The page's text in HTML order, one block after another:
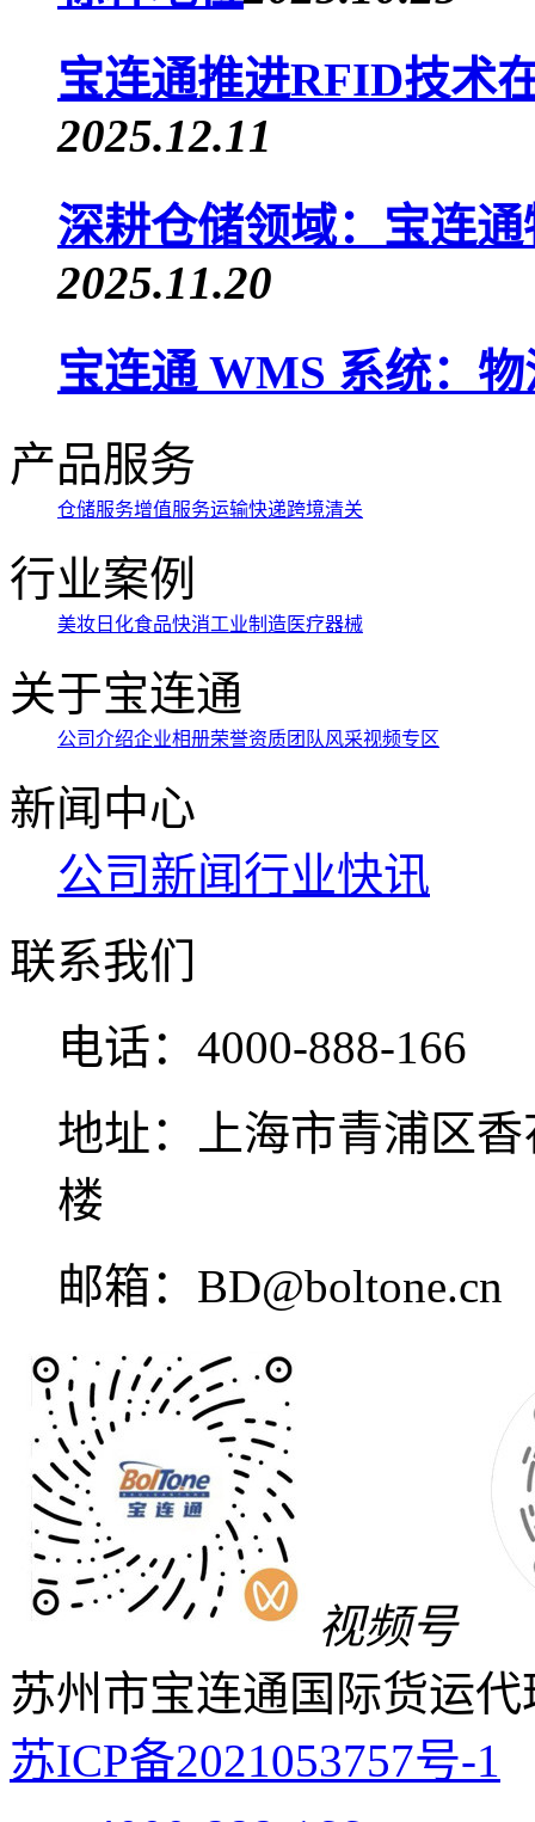
宝连通推进RFID技术
2025.12.11
深耕仓储领域：宝连
2025.11.20
宝连通 WMS 系统：
产品服务
仓储服务增值服务运输快递跨境清关
行业案例
美妆日化食品快消工业制造医疗器械
关于宝连通
公司介绍企业相册荣誉资质团队风采视频专区
新闻中心
公司新闻行业快讯
联系我们
电话： 4000-888-166
地址：
上海市青浦区
楼
邮箱： BD@boltone.cn
视频号
苏州市宝连通国际货运
苏ICP备2021053757号-1